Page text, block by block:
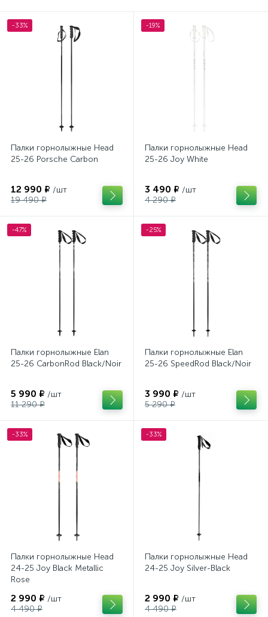
-33%
Палки горнолыжные Head
25-26 Porsche Carbon
12 990 ₽ /шт
19 490 ₽
-19%
Палки горнолыжные Head
25-26 Joy White
3 490 ₽ /шт
4 290 ₽
-47%
Палки горнолыжные Elan
25-26 CarbonRod Black/Noir
5 990 ₽ /шт
11 290 ₽
-25%
Палки горнолыжные Elan
25-26 SpeedRod Black/Noir
3 990 ₽ /шт
5 290 ₽
-33%
Палки горнолыжные Head
24-25 Joy Black Metallic
Rose
2 990 ₽ /шт
4 490 ₽
-33%
Палки горнолыжные Head
24-25 Joy Silver-Black
2 990 ₽ /шт
4 490 ₽